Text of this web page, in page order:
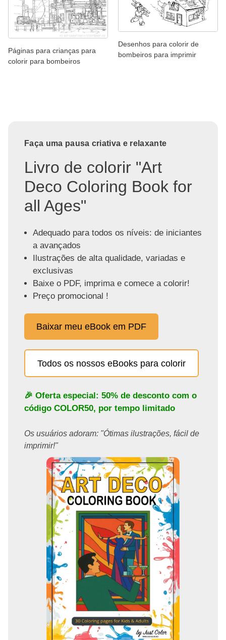
Páginas para crianças para
colorir para bombeiros
Desenhos para colorir de
bombeiros para imprimir
Faça uma pausa criativa e relaxante
Livro de colorir "Art
Deco Coloring Book for
all Ages"
Adequado para todos os níveis: de iniciantes
a avançados
Ilustrações de alta qualidade, variadas e
exclusivas
Baixe o PDF, imprima e comece a colorir!
Preço promocional !
Baixar meu eBook em PDF
Todos os nossos eBooks para colorir
🎉 Oferta especial: 50% de desconto com o
código COLOR50, por tempo limitado
Os usuários adoram: "Ótimas ilustrações, fácil de
imprimir!"